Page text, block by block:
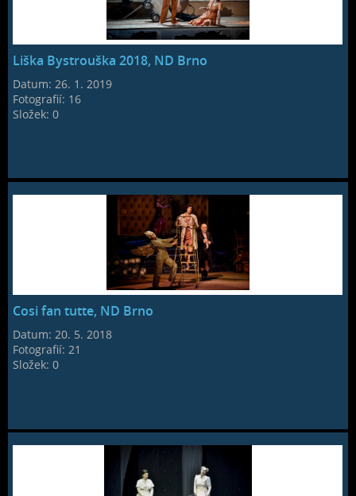
Liška Bystrouška 2018, ND Brno
Datum: 26. 1. 2019
Fotografií: 16
Složek:0
Cosi fan tutte, ND Brno
Datum:20. 5. 2018
Fotografií:21
Složek:0